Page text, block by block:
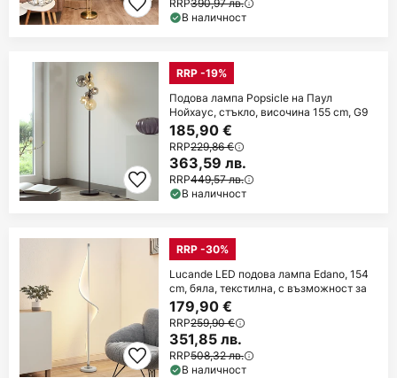
В наличност
RRP -19%
Подова лампа Popsicle на Паул
Нойхаус, стъкло, височина 155 cm, G9
185,90 €
RRP229,86 €
363,59 лв.
RRP449,57 лв.
В наличност
RRP -30%
Lucande LED подова лампа Edano, 154
cm, бяла, текстилна, с възможност за
179,90 €
RRP259,90 €
351,85 лв.
RRP508,32 лв.
В наличност